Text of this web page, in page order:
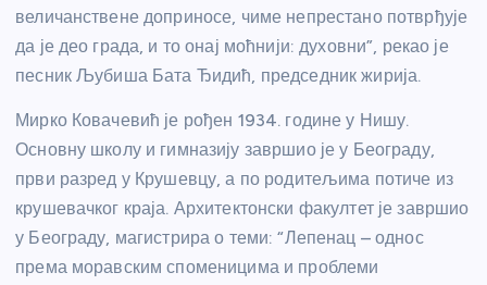
величанствене доприносе, чиме непрестано потврђује
да је део града, и то онај моћнији: духовни”, рекао је
песник Љубиша Бата Ђидић, председник жирија.
Мирко Ковачевић је рођен 1934. године у Нишу.
Основну школу и гимназију завршио је у Београду,
први разред у Крушевцу, а по родитељима потиче из
крушевачког краја. Архитектонски факултет је завршио
у Београду, магистрира о теми: “Лепенац – однос
према моравским споменицима и проблеми